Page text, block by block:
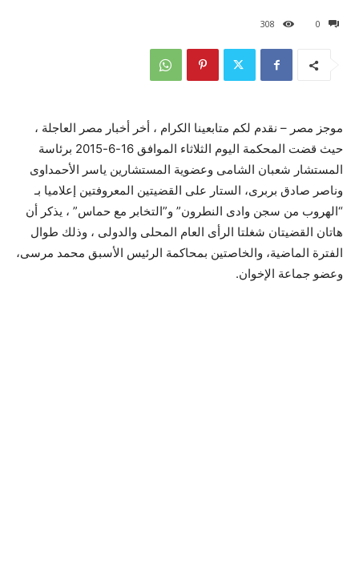
0
308
موجز مصر – نقدم لكم متابعينا الكرام ، أخر أخبار مصر العاجلة ،
حيث قضت المحكمة اليوم الثلاثاء الموافق 16-6-2015 برئاسة
المستشار شعبان الشامى وعضوية المستشارين ياسر الأحمداوى
وناصر صادق بربرى، الستار على القضيتين المعروفتين إعلاميا بـ
“الهروب من سجن وادى النطرون” و”التخابر مع حماس” ، يذكر أن
هاتان القضيتان شغلتا الرأى العام المحلى والدولى ، وذلك طوال
الفترة الماضية، والخاصتين بمحاكمة الرئيس الأسبق محمد مرسى،
وعضو جماعة الإخوان.